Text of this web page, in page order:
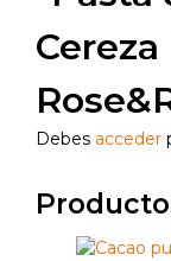
Debes acceder